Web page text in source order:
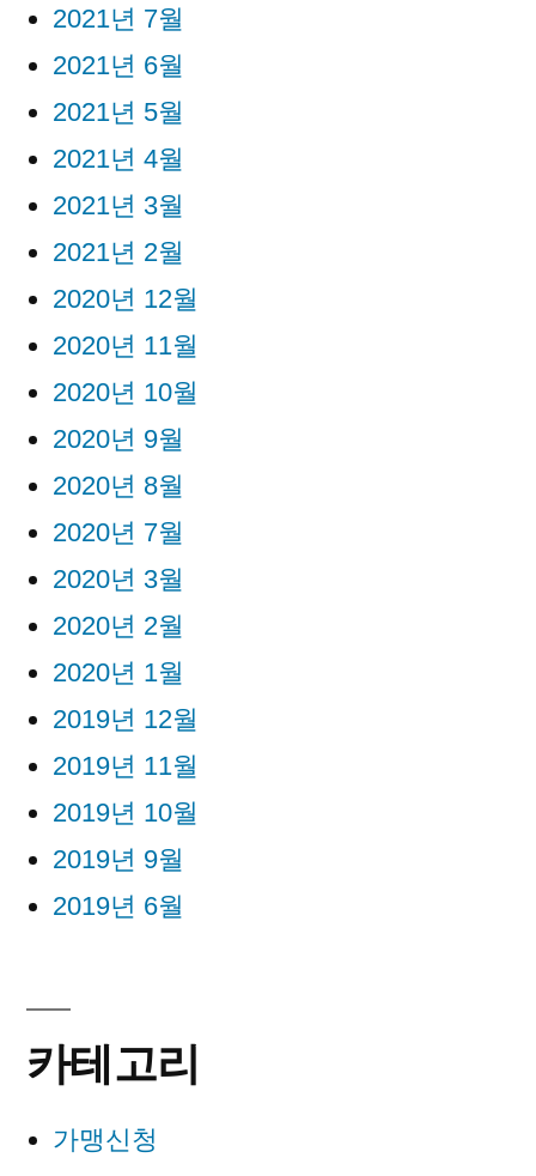
2021년 7월
2021년 6월
2021년 5월
2021년 4월
2021년 3월
2021년 2월
2020년 12월
2020년 11월
2020년 10월
2020년 9월
2020년 8월
2020년 7월
2020년 3월
2020년 2월
2020년 1월
2019년 12월
2019년 11월
2019년 10월
2019년 9월
2019년 6월
카테고리
가맹신청